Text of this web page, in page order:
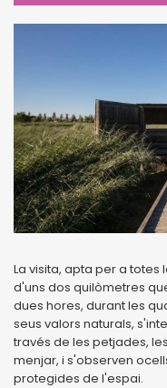
La visita, apta per a
d'uns dos quilòmetres
dues hores, durant les
seus valors naturals,
través de les petjades,
menjar, i s'observen
protegides de l'espai.